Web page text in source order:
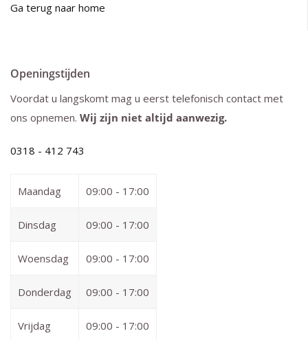
Ga terug naar home
Openingstijden
Voordat u langskomt mag u eerst telefonisch contact met
ons opnemen. Wij zijn niet altijd aanwezig.
0318 - 412 743
Maandag 09:00 - 17:00
Dinsdag 09:00 - 17:00
Woensdag 09:00 - 17:00
Donderdag 09:00 - 17:00
Vrijdag 09:00 - 17:00